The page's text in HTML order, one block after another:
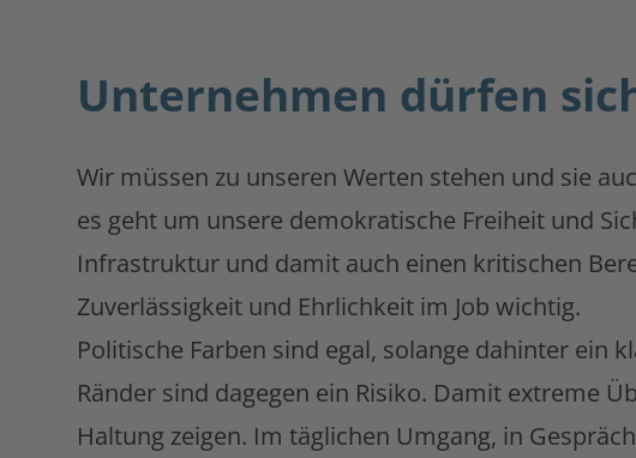
Unternehmen dürfen
Wir müssen zu unseren Werten stehen und sie
es geht um unsere demokratische Freiheit und
Infrastruktur und damit auch einen kritischen
Zuverlässigkeit und Ehrlichkeit im Job wichtig.
Politische Farben sind egal, solange dahinter ein
Ränder sind dagegen ein Risiko. Damit extreme
Haltung zeigen. Im täglichen Umgang, in